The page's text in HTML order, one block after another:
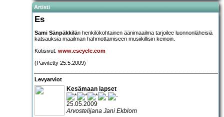
Artisti
Es
Sami Sänpäkkilän henkilökohtainen äänimaailma tarjoilee luonnonläheisiä
katsauksia maailman hahmottamiseen musiikillisin keinoin.
Kotisivut: www.escycle.com
(Päivitetty 25.5.2009)
Levyarviot
Kesämaan lapset
25.05.2009
Arvostelijana Jani Ekblom